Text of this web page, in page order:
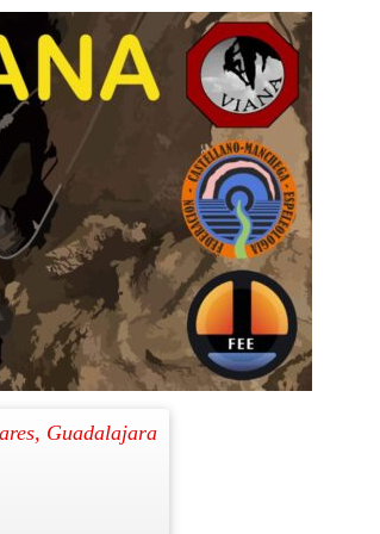
Guadalajara
Siguiente →